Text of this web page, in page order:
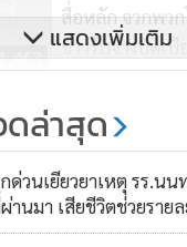
ต่ยังคงความเป็นไทยไ
ท่านั้น และจะมีการรับฟั
ณะกรรมการยุทธศาสตร์
คปป.) หรือไม่นั้น ที่ผ่าน
กลุ่มที่เสียผลประโยชน์แ
สื่อหลัก จวกพว
ข่าวรับจ้างบิดเบือ
250
มีคปป.เลิกรัฏฐาธิ
แสดงเพิ่มเติม
ดล่าสุด
ด่วนเยียวยาเหตุ รร.นน
านมา เสียชีวิตช่วยราย